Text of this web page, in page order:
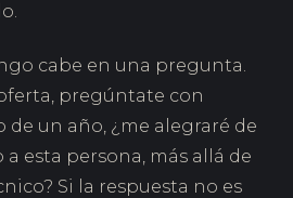
cabe en una pregunta.
pregúntate con
un año, ¿me alegraré de
esta persona, más allá de
Si la respuesta no es